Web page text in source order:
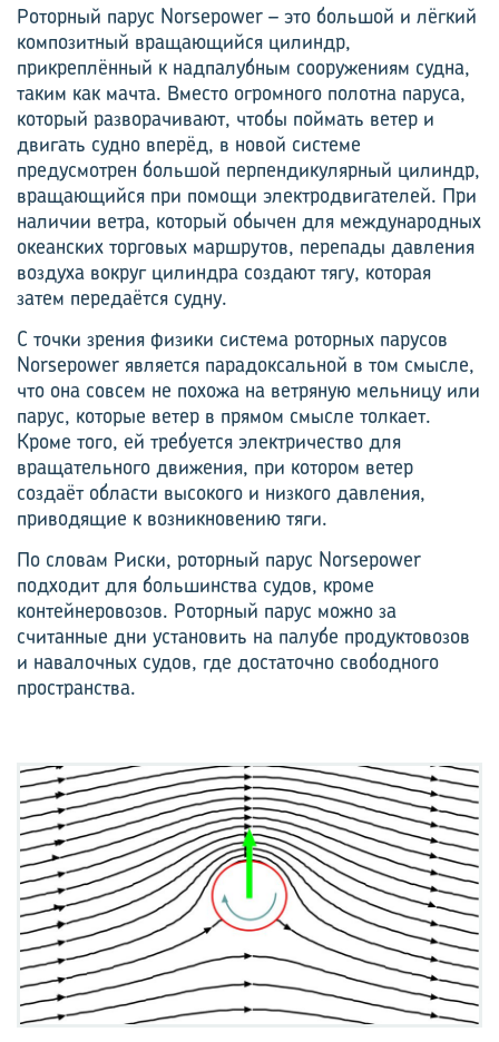
Роторный парус Norsepower – это большой и лёгкий
композитный вращающийся цилиндр,
прикреплённый к надпалубным сооружениям судна,
таким как мачта. Вместо огромного полотна паруса,
который разворачивают, чтобы поймать ветер и
двигать судно вперёд, в новой системе
предусмотрен большой перпендикулярный цилиндр,
вращающийся при помощи электродвигателей. При
наличии ветра, который обычен для международных
океанских торговых маршрутов, перепады давления
воздуха вокруг цилиндра создают тягу, которая
затем передаётся судну.
С точки зрения физики система роторных парусов
Norsepower является парадоксальной в том смысле,
что она совсем не похожа на ветряную мельницу или
парус, которые ветер в прямом смысле толкает.
Кроме того, ей требуется электричество для
вращательного движения, при котором ветер
создаёт области высокого и низкого давления,
приводящие к возникновению тяги.
По словам Риски, роторный парус Norsepower
подходит для большинства судов, кроме
контейнеровозов. Роторный парус можно за
считанные дни установить на палубе продуктовозов
и навалочных судов, где достаточно свободного
пространства.